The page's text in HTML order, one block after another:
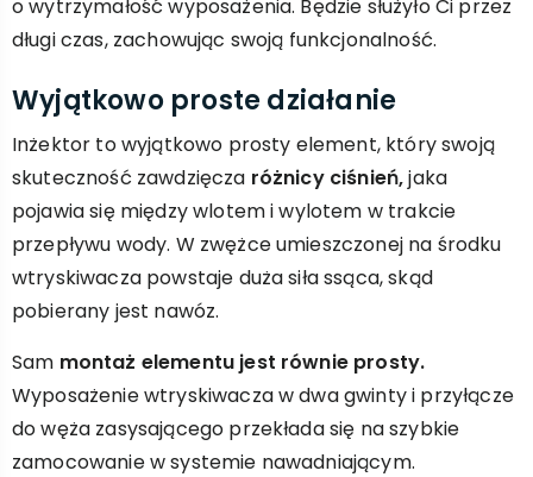
o wytrzymałość wyposażenia. Będzie służyło Ci przez
długi czas, zachowując swoją funkcjonalność.
Wyjątkowo proste działanie
Inżektor to wyjątkowo prosty element, który swoją
skuteczność zawdzięcza różnicy ciśnień,jaka
pojawia się między wlotem i wylotem w trakcie
przepływu wody. W zwężce umieszczonej na środku
wtryskiwacza powstaje duża siła ssąca, skąd
pobierany jest nawóz.
Sam montaż elementu jest równie prosty.
Wyposażenie wtryskiwacza w dwa gwinty i przyłącze
do węża zasysającego przekłada się na szybkie
zamocowanie w systemie nawadniającym.